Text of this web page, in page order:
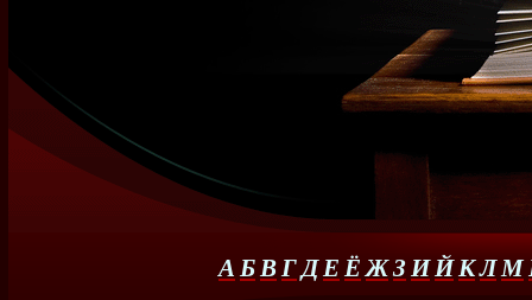
А БВГДЕ Ё ЖЗ ИЙКЛМ